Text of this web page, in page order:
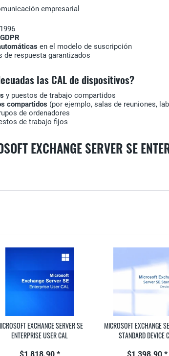
empresarial
GDPR
en el modelo de suscripción
de respuesta garantizados
las CAL de dispositivos?
y puestos de trabajo compartidos
compartidos (por ejemplo, salas de reuniones,
de ordenadores
de trabajo fijos
EXCHANGE SERVER SE
EXCHANGE SERVER SE
ENTERPRISE USER CAL
MICROSOFT EXCHANGE
STANDARD DEVICE